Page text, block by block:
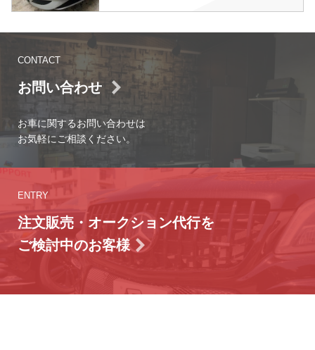
CONTACT
お問い合わせ
お車に関するお問い合わせは
お気軽にご相談ください。
ENTRY
注文販売・オークション代行を
ご検討中のお客様